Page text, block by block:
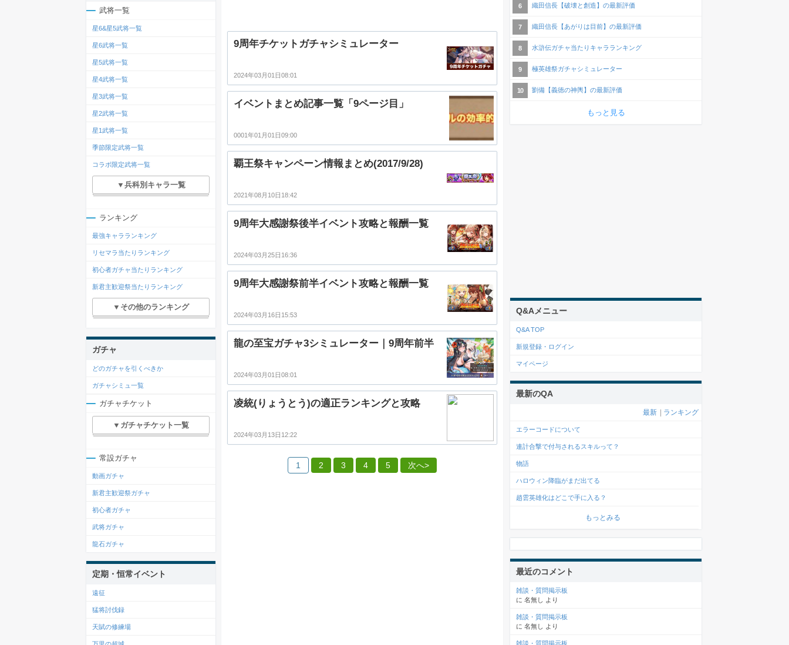
9周年チケットガチャシミュレーター
2024年03月01日08:01
イベントまとめ記事一覧「9ページ目」
0001年01月01日09:00
覇王祭キャンペーン情報まとめ(2017/9/28)
2021年08月10日18:42
9周年大感謝祭後半イベント攻略と報酬一覧
2024年03月25日16:36
9周年大感謝祭前半イベント攻略と報酬一覧
2024年03月16日15:53
龍の至宝ガチャ3シミュレーター｜9周年前半
2024年03月01日08:01
凌統(りょうとう)の適正ランキングと攻略
2024年03月13日12:22
1 2 3 4 5 次へ>
武将一覧
星6&星5武将一覧
星6武将一覧
星5武将一覧
星4武将一覧
星3武将一覧
星2武将一覧
星1武将一覧
季節限定武将一覧
コラボ限定武将一覧
▼兵科別キャラ一覧
ランキング
最強キャラランキング
リセマラ当たりランキング
初心者ガチャ当たりランキング
新君主歓迎祭当たりランキング
▼その他のランキング
ガチャ
どのガチャを引くべきか
ガチャシミュ一覧
ガチャチケット
▼ガチャチケット一覧
常設ガチャ
動画ガチャ
新君主歓迎祭ガチャ
初心者ガチャ
武将ガチャ
龍石ガチャ
定期・恒常イベント
遠征
猛将討伐録
天賦の修練場
織田信長【破壊と創造】の最新評価
織田信長【あがりは目前】の最新評価
水滸伝ガチャ当たりキャラランキング
極英雄祭ガチャシミュレーター
劉備【義徳の神輿】の最新評価
もっと見る
Q&Aメニュー
Q&A TOP
新規登録・ログイン
マイページ
最新のQA
最新 ランキング
エラーコードについて
連計合撃で付与されるスキルって？
物語
ハロウィン降臨がまだ出てる
趙雲英雄化はどこで手に入る？
もっとみる
最近のコメント
雑談・質問掲示板
に 名無し より
雑談・質問掲示板
に 名無し より
雑談・質問掲示板